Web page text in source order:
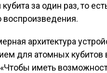
кубита за один раз, то
воспроизведения.
архитектура
для атомных кубитов
иметь